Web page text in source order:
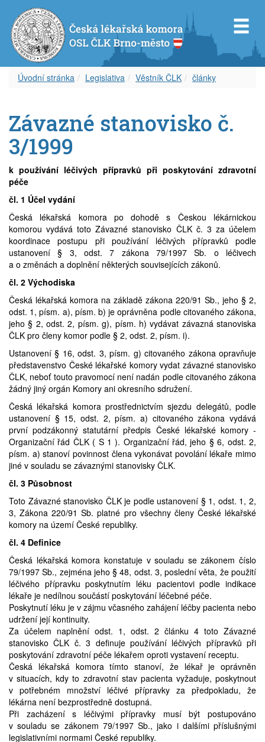
Úvodní stránka Legislativa Věstník ČLK články
Závazné stanovisko č.
3/1999
k používání léčivých přípravků při poskytování zdravotní
péče
čl. 1 Účel vydání
Česká lékařská komora po dohodě s Českou lékárnickou
komorou vydává toto Závazné stanovisko ČLK č. 3 za účelem
koordinace postupu při používání léčivých přípravků podle
ustanovení § 3, odst. 7 zákona 79/1997 Sb. o léčivech
a o změnách a doplnění některých souvisejících zákonů.
čl. 2 Východiska
Česká lékařská komora na základě zákona 220/91 Sb., jeho § 2,
odst. 1, písm. a), písm. b) je oprávněna podle citovaného zákona,
jeho § 2, odst. 2, písm. g), písm. h) vydávat závazná stanoviska
ČLK pro členy komor podle § 2, odst. 2, písm. i).
Ustanovení § 16, odst. 3, písm. g) citovaného zákona opravňuje
představenstvo České lékařské komory vydat závazné stanovisko
ČLK, neboť touto pravomocí není nadán podle citovaného zákona
žádný jiný orgán Komory ani okresního sdružení.
Česká lékařská komora prostřednictvím sjezdu delegátů, podle
ustanovení § 15, odst. 2, písm. a) citovaného zákona vydává
první podzákonný statutární předpis České lékařské komory -
Organizační řád ČLK ( S 1 ). Organizační řád, jeho § 6, odst. 2,
písm. a) stanoví povinnost člena vykonávat povolání lékaře mimo
jiné v souladu se závaznými stanovisky ČLK.
čl. 3 Působnost
Toto Závazné stanovisko ČLK je podle ustanovení § 1, odst. 1, 2,
3, Zákona 220/91 Sb. platné pro všechny členy České lékařské
komory na území České republiky.
čl. 4 Definice
Česká lékařská komora konstatuje v souladu se zákonem číslo
79/1997 Sb., zejména jeho § 48, odst. 3, poslední věta, že použití
léčivého přípravku poskytnutím léku pacientovi podle indikace
lékaře je nedílnou součástí poskytování léčebné péče.
Poskytnutí léku je v zájmu včasného zahájení léčby pacienta nebo
udržení její kontinuity.
Za účelem naplnění odst. 1, odst. 2 článku 4 toto Závazné
stanovisko ČLK č. 3 definuje používání léčivých přípravků při
poskytování zdravotní péče lékařem oproti vystavení receptu.
Česká lékařská komora tímto stanoví, že lékař je oprávněn
v situacích, kdy to zdravotní stav pacienta vyžaduje, poskytnout
v potřebném množství léčivé přípravky za předpokladu, že
lékárna není bezprostředně dostupná.
Při zacházení s léčivými přípravky musí být postupováno
v souladu se zákonem 79/1997 Sb., jako i dalšími příslušnými
legislativními normami České republiky.
Revizní komise OS ČLK Brno-město
Čestná rada OS ČLK Brno-město
Delegáti sjezdu ČLK
Zápisy z okresních shromáždění
Vzdělávací akce
Věstník ČLK
Etický kodex
Aktuality
Zápisy z okresního shromáždění
Informace lékařům
Archív článků
Aktuální inzerce
Volná místa – nabídka
Volná místa – poptávka
Zástupy – nabídka
Zástupy – poptávka
Prodej
Pronájem a prodej ordinací
Převzetí praxe
Odkazy
Časopis
Covid-19